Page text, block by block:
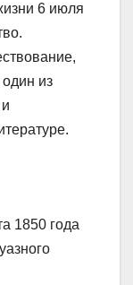
6 июля
из
1850 года